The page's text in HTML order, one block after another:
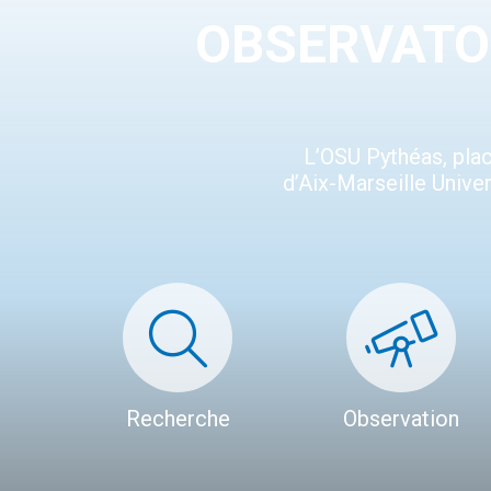
L’OSU Pythéas,
d’Aix-Marseille
Recherche Observation